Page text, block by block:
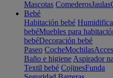
Mascotas ComederosJaulas
Bebé
Habitación bebé
bebéMuebles para
bebéDecoración bebé
Paseo CocheMochilas
Baño e higiene Aspirador
Textil bebé CojinesFunda